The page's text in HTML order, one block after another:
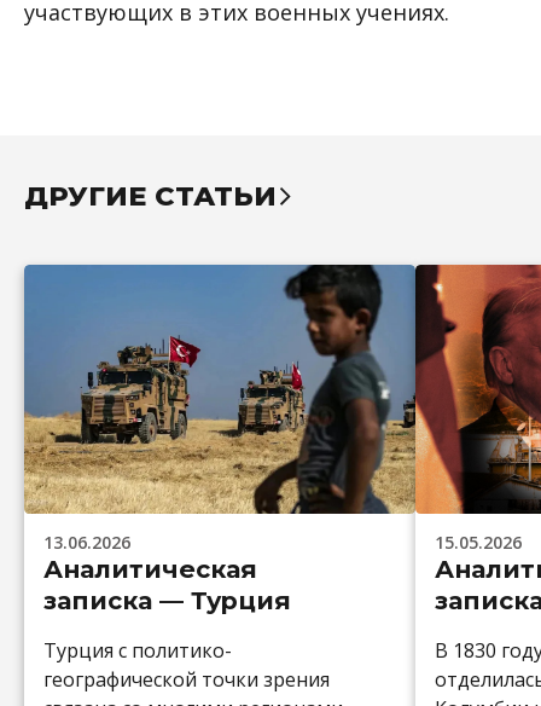
участвующих в этих военных учениях.
ДРУГИЕ СТАТЬИ
13.06.2026
Аналитическая
записка — Турция
Турция с политико-
географической точки зрения
15.05.2026
В 1830